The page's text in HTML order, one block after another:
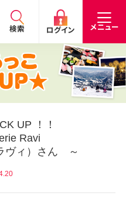
検索 ログイン メニュー
閉じる
利 お問合わせ
企業・
IR情報
情報
閉じる
ま
ンキング
ログイン
客さま向け）
閉じる
UP ！！
Ravi
ヴィ）さん ～